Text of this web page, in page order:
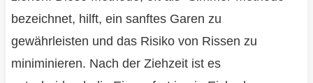
bezeichnet, hilft, ein sanftes Garen zu
gewährleisten und das Risiko von Rissen zu
miniminieren. Nach der Ziehzeit ist es